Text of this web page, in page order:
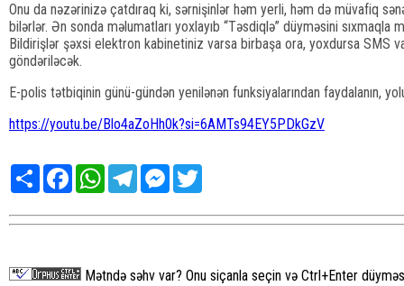
Onu da nəzərinizə çatdıraq ki, sərnişinlər həm yerli, həm də müvafiq
bilərlər. Ən sonda məlumatları yoxlayıb “Təsdiqlə” düyməsini
Bildirişlər şəxsi elektron kabinetiniz varsa birbaşa ora, yoxdursa SMS
göndəriləcək.
E-polis tətbiqinin günü-gündən yenilənən funksiyalarından faydalanın,
https://youtu.be/Blo4aZoHh0k?si=6AMTs94EY5PDkGzV
Share FacebookWhatsAppTelegramMessenger
Mətndə səhv var? Onu siçanla seçin və Ctrl+Enter